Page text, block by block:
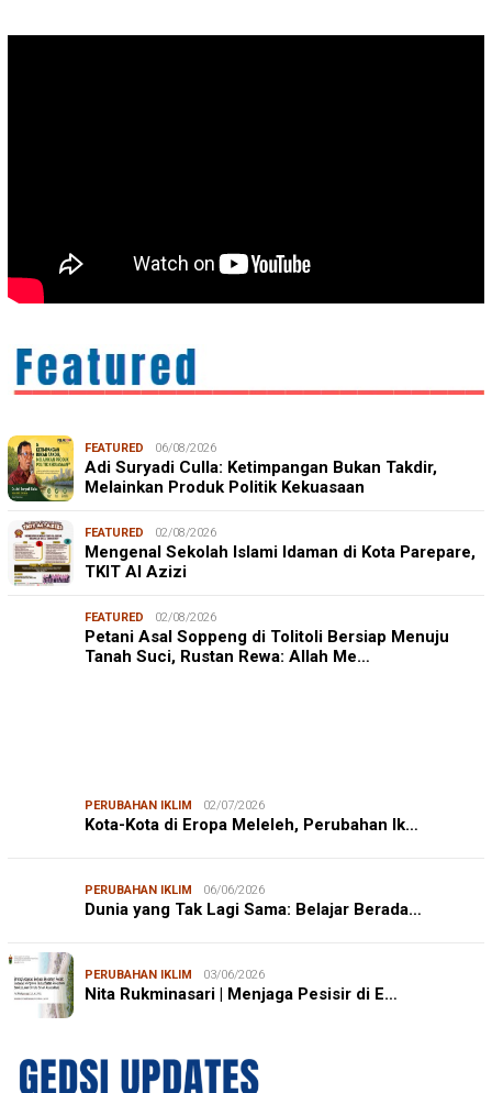
FEATURED 06/08/2026
Adi Suryadi Culla: Ketimpangan Bukan Takdir,
Melainkan Produk Politik Kekuasaan
FEATURED 02/08/2026
Mengenal Sekolah Islami Idaman di Kota Parepare,
TKIT Al Azizi
FEATURED 02/08/2026
Petani Asal Soppeng di Tolitoli Bersiap Menuju
Tanah Suci, Rustan Rewa: Allah Me…
PERUBAHAN IKLIM 02/07/2026
Kota-Kota di Eropa Meleleh, Perubahan Ik…
PERUBAHAN IKLIM 06/06/2026
Dunia yang Tak Lagi Sama: Belajar Berada…
PERUBAHAN IKLIM 03/06/2026
Nita Rukminasari | Menjaga Pesisir di E…